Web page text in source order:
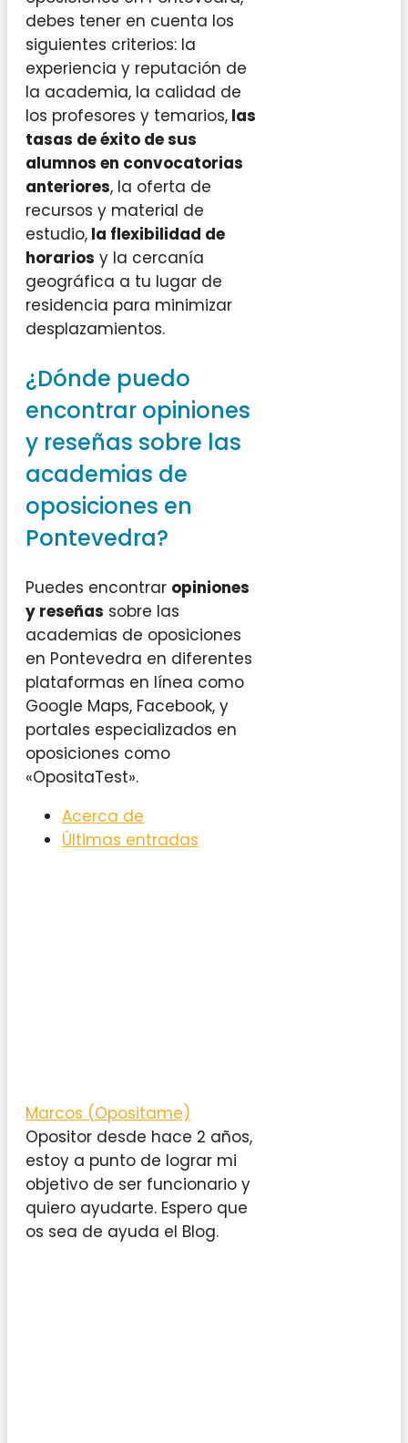
debes tener en cuenta los
siguientes criterios: la
experiencia y reputación de
la academia, la calidad de
los profesores y temarios, las
tasas de éxito de sus
alumnos en convocatorias
anteriores, la oferta de
recursos y material de
estudio, la flexibilidad de
horarios y la cercanía
geográfica a tu lugar de
residencia para minimizar
desplazamientos.
¿Dónde puedo
encontrar opiniones
y reseñas sobre las
academias de
oposiciones en
Pontevedra?
Puedes encontrar opiniones
y reseñas sobre las
academias de oposiciones
en Pontevedra en diferentes
plataformas en línea como
Google Maps, Facebook, y
portales especializados en
oposiciones como
«OpositaTest».
Acerca de
Últimas entradas
Marcos (Opositame)
Opositor desde hace 2 años,
estoy a punto de lograr mi
objetivo de ser funcionario y
quiero ayudarte. Espero que
os sea de ayuda el Blog.